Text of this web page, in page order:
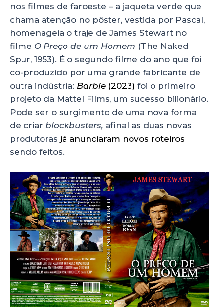
nos filmes de faroeste – a jaqueta verde que
chama atenção no pôster, vestida por Pascal,
homenageia o traje de James Stewart no
filme O Preço de um Homem (The Naked
Spur, 1953). É o segundo filme do ano que foi
co-produzido por uma grande fabricante de
outra indústria: Barbie (2023) foi o primeiro
projeto da Mattel Films, um sucesso bilionário.
Pode ser o surgimento de uma nova forma
de criar blockbusters, afinal as duas novas
produtoras já anunciaram novos roteiros
sendo feitos.